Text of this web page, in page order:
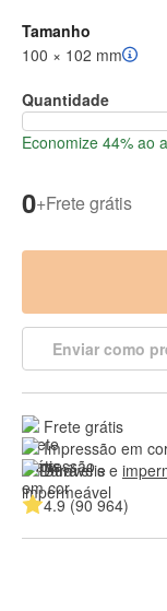
Tamanho
100 × 102 mm
Quantidade
Economize 44% ao
0+Frete grátis
Enviar como
Frete grátis
Impressão em
Duráveis e
4.9 (90 964)